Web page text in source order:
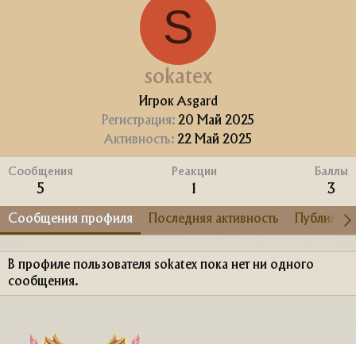
S
sokatex
Игрок Asgard
Регистрация 20 Май 2025
Активность 22 Май 2025
Сообщения
5
Реакции
1
Баллы
3
Сообщения профиля Последняя активность
В профиле пользователя sokatex пока нет ни одного
сообщения.